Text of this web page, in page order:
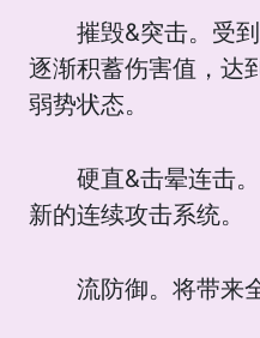
摧毁&突击。受
逐渐积蓄伤害值，达
弱势状态。
硬直&击晕连击
新的连续攻击系统。
流防御。将带来